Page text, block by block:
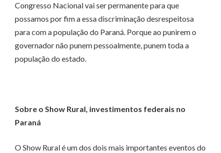
Congresso Nacional vai ser permanente para que
possamos por fim a essa discriminação desrespeitosa
para com a população do Paraná. Porque ao punirem o
governador não punem pessoalmente, punem toda a
população do estado.
Sobre o Show Rural, investimentos federais no
Paraná
O Show Rural é um dos dois mais importantes eventos do